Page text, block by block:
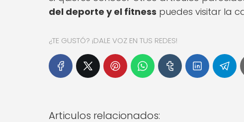
del deporte y el fitness puedes visitar la
¿TE GUSTÓ? ¡DALE VOZ EN TUS REDES!
Articulos relacionados: